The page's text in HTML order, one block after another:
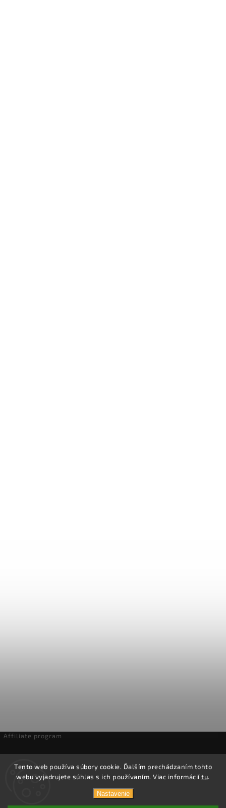
Tento web používa súbory cookie. Ďalším prechádzaním tohto
webu vyjadrujete súhlas s ich používaním. Viac informáciítu.
Nastavenie
Affiliate program
Odstúpenie od zmluvy
Domáca pivotéka. Všetky práva vyhradené.
Shoptet